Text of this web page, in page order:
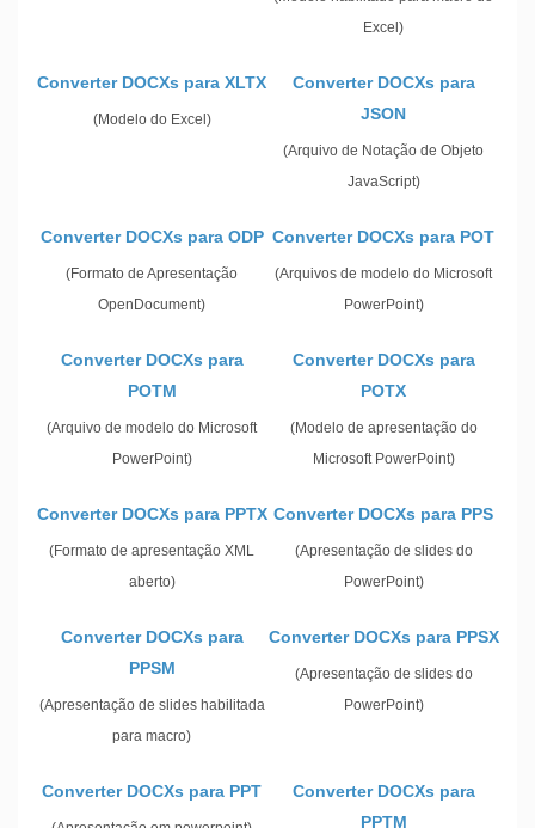
Excel)
Converter DOCXs para XLTX
(Modelo do Excel)
Converter DOCXs para
JSON
(Arquivo de Notação de Objeto
JavaScript)
Converter DOCXs para ODP
(Formato de Apresentação
OpenDocument)
Converter DOCXs para POT
(Arquivos de modelo do Microsoft
PowerPoint)
Converter DOCXs para
POTM
(Arquivo de modelo do Microsoft
PowerPoint)
Converter DOCXs para
POTX
(Modelo de apresentação do
Microsoft PowerPoint)
Converter DOCXs para PPTX
(Formato de apresentação XML
aberto)
Converter DOCXs para PPS
(Apresentação de slides do
PowerPoint)
Converter DOCXs para
PPSM
(Apresentação de slides habilitada
para macro)
Converter DOCXs para PPSX
(Apresentação de slides do
PowerPoint)
Converter DOCXs para PPT
Converter DOCXs para
PPTM